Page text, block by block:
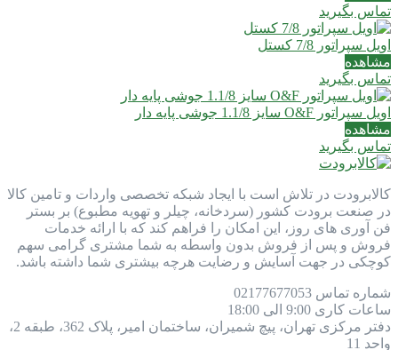
تماس بگیرید
اویل سپراتور 7/8 کستل
مشاهده
تماس بگیرید
اویل سپراتور O&F سایز 1.1/8 جوشی پایه دار
مشاهده
تماس بگیرید
کالابرودت در تلاش است با ایجاد شبکه تخصصی واردات و تامین کالا
در صنعت برودت کشور (سردخانه، چیلر و تهویه مطبوع) بر بستر
فن آوری های روز، این امکان را فراهم کند که با ارائه خدمات
فروش و پس از فروش بدون واسطه به شما مشتری گرامی سهم
کوچکی در جهت آسایش و رضایت هرچه بیشتری شما داشته باشد.
شماره تماس 021 77677053
ساعات کاری 9:00 الی 18:00
دفتر مرکزی
تهران، پیچ شمیران، ساختمان امیر، پلاک 362، طبقه 2،
واحد 11